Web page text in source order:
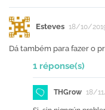
Esteves 18/10/
Dá também para fazer o
1 réponse(s)
THGrow 18/